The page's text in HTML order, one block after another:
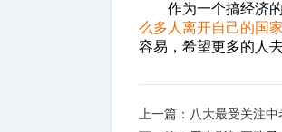
作为一个搞经济的
么多人离开自己的国
容易，希望更多的人
上一篇：八大最受关注